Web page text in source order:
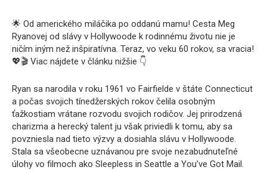
🌟 Od amerického miláčika po oddanú mamu! Cesta Meg
Ryanovej od slávy v Hollywoode k rodinnému životu nie je
ničím iným než inšpiratívna. Teraz, vo veku 60 rokov, sa vracia!
💖🎬 Viac nájdete v článku nižšie 👇
Ryan sa narodila v roku 1961 vo Fairfielde v štáte Connecticut
a počas svojich tínedžerských rokov čelila osobným
ťažkostiam vrátane rozvodu svojich rodičov. Jej prirodzená
charizma a herecký talent ju však priviedli k tomu, aby sa
povzniesla nad tieto výzvy a dosiahla slávu v Hollywoode.
Stala sa všeobecne uznávanou pre svoje nezabudnuteľné
úlohy vo filmoch ako Sleepless in Seattle a You’ve Got Mail.